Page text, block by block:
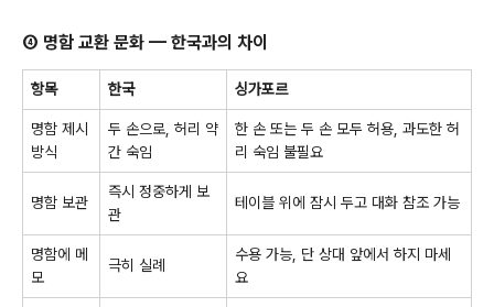
④ 명함 교환 문화 — 한국과의 차이
항목 한국 싱가포르
명함 제시
방식
두 손으로 허리 약
간 숙임
한 손 또는 두 손 모두 허용 과도한 허
리 숙임 불필요
명함 보관
즉시 정중하게 보
관
테이블 위에 잠시 두고 대화 참조 가능
명함에 메
모
극히 실례
수용 가능 단 상대 앞에서 하지 마세
요